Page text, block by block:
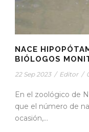
NACE
BIÓLOGOS
22 Sep 2023 / Editor /
En el zoológico de
que el número de
ocasión,...